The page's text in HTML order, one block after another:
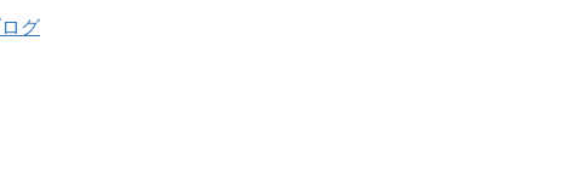
グ